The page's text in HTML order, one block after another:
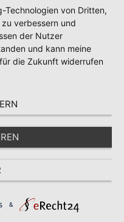
Technologien von Dritten,
verbessern und
der Nutzer
und kann meine
die Zukunft widerrufen
&